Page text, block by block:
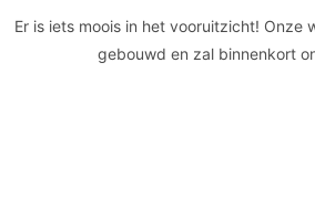
Er is iets moois in het vooruitzicht! Onze
gebouwd en zal binnenkort